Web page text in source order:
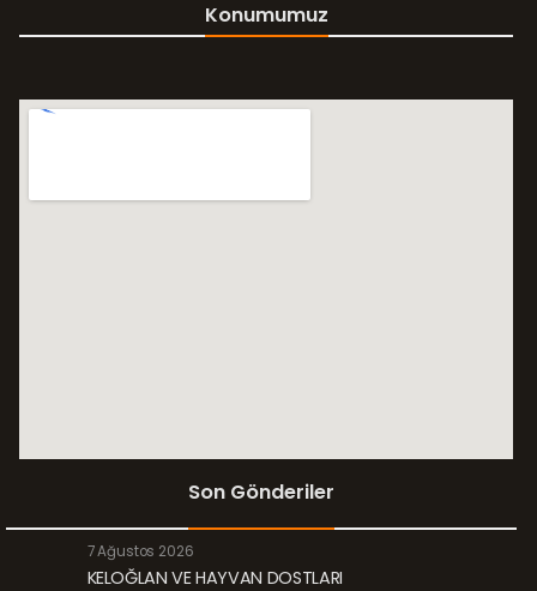
Konumumuz
Son Gönderiler
7 Ağustos 2026
KELOĞLAN VE HAYVAN DOSTLARI